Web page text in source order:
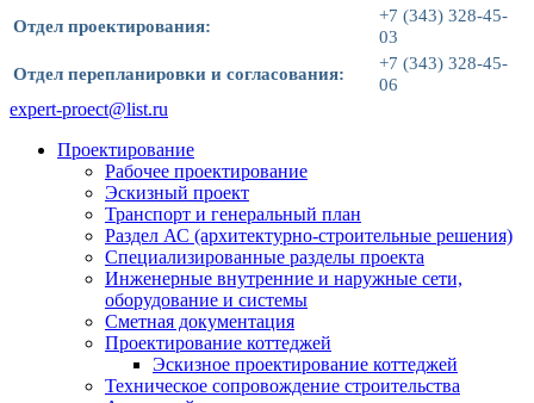
Отдел проектирования:
+7 (343) 328-45-
03
Отдел перепланировки и согласования:
+7 (343) 328-45-
06
expert-proect@list.ru
Проектирование
Рабочее проектирование
Эскизный проект
Транспорт и генеральный план
Раздел АС (архитектурно-строительные решения)
Специализированные разделы проекта
Инженерные внутренние и наружные сети,
оборудование и системы
Сметная документация
Проектирование коттеджей
Эскизное проектирование коттеджей
Техническое сопровождение строительства